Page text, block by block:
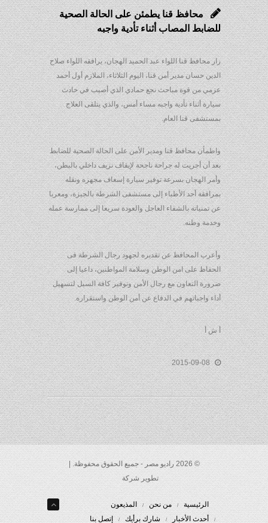
محافظ قنا يطمئن على الحالة الصحية
للضابط المصاب أثناء تأدية واجبه
زار محافظ قنا اللواء عبد الحميد الهجان، يرافقه اللواء صلاح
الدين حسان مدير أمن قنا، اليوم الثلاثاء، الملازم أول أحمد
عزمي من قوة مباحث نجع حمادي الذي أصيب في حادث
سيارة أثناء تأدية واجبه مساء أمس، والذي يتلقى العلاج
بمستشفى قنا العام.
واطمأن محافظ قنا ومدير الأمن على الحالة الصحية للضابط
بعد أن أجريت له جراحة ناجحة لإيقاف نزيف داخلي بالبطن،
وأمر الهجان بسرعة توفير سيارة إسعاف مجهزه ونقله
بمرافقة أحد الأطباء إلى مستشفى الشرطة بالجيزة، ومعربا
عن تمنياته بالشفاء العاجل والعودة سريعا إلى ممارسة عمله
وخدمة وطنه.
وأعرب المحافظ عن تقديره لجهود رجال الشرطة فى
الحفاظ على امن الوطن وسلامة المواطنين، داعيا إلى
ضرورة التعاون مع رجال الأمن وتوفير كافة السبل لتسهيل
أداء واجباتهم في الدفاع عن أمن الوطن واستقراره.
أ ش أ
2015-09-08
© 2026 راديو مصر - جميع الحقوق محفوظة. |
تطوير شركة
الرئيسية من نحن
المذيعون
أحدث الأخبار
شارك برأيك إتصل بنا